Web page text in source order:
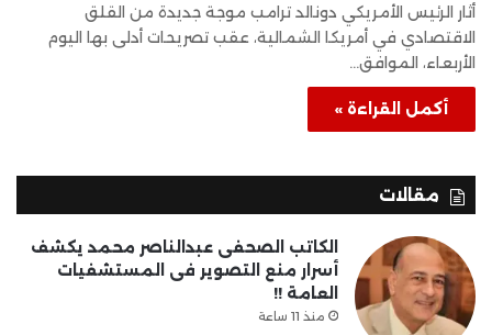
أثار الرئيس الأمريكي دونالد ترامب موجة جديدة من القلق
الاقتصادي في أمريكا الشمالية، عقب تصريحات أدلى بها اليوم
الأربعاء، الموافق…
أكمل القراءة »
مقالات
الكاتب الصحفى عبدالناصر محمد يكشف
أسرار منع التصوير فى المستشفيات
العامة !!
منذ 11 ساعة